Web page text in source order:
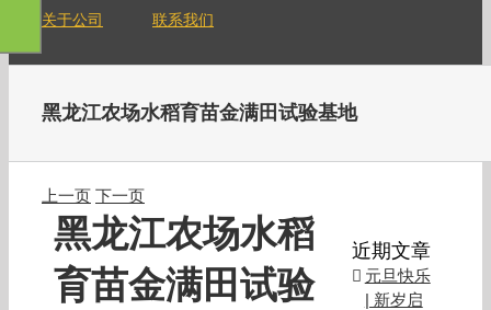
关于公司 联系我们
黑龙江农场水稻育苗金满田试验基地
上一页 下一页
黑龙江农场水稻
育苗金满田试验
近期文章
元旦快乐
| 新岁启